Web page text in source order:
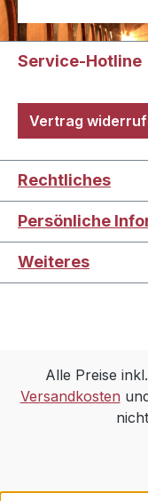
Service-Hotline
Vertrag
Rechtliches
Persönliche
Weiteres
Alle Preise
Versandkosten